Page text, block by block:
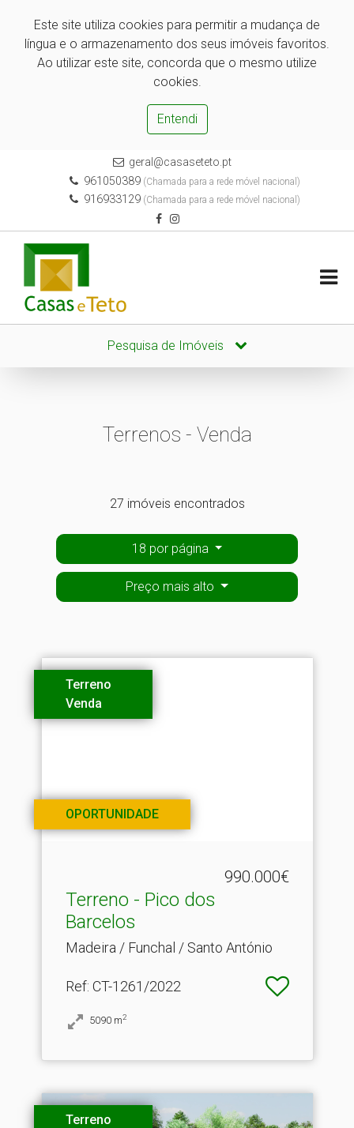
Este site utiliza cookies para permitir a mudança de
língua e o armazenamento dos seus imóveis favoritos.
Ao utilizar este site, concorda que o mesmo utilize
cookies.
Entendi
geral@casaseteto.pt
961050389 (Chamada para a rede móvel nacional)
916933129 (Chamada para a rede móvel nacional)
Pesquisa de Imóveis
Terrenos - Venda
27 imóveis encontrados
18 por página
Preço mais alto
Terreno
Venda
OPORTUNIDADE
990.000€
Terreno - Pico dos
Barcelos
Madeira / Funchal / Santo António
Ref: CT-1261/2022
5090 m2
Terreno